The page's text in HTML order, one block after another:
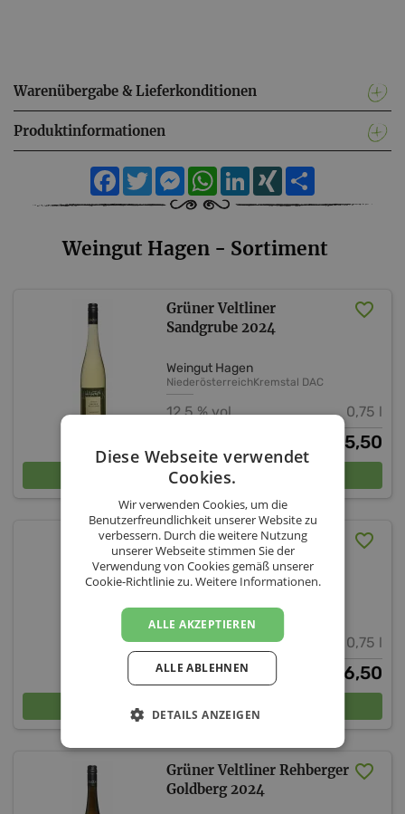
Warenübergabe & Lieferkonditionen
Produktinformationen
FacebookTwitterMessengerWhatsApp
LinkedIn
XING
Weingut Hagen - Sortiment
Grüner Veltliner
Sandgrube 2024
Weingut Hagen
NiederösterreichKremstal DAC
12,5 % vol. 0,75 l
5,50
In den Warenkorb
Grüner Veltliner
Thurnerberg 2024
Kremstal DAC
12,5 % vol. 0,75 l
6,50
In den Warenkorb
Grüner Veltliner Rehberger
Goldberg 2024
Diese Webseite verwendet
Cookies.
Wir verwenden Cookies, um die
Benutzerfreundlichkeit unserer Website zu
verbessern. Durch die weitere Nutzung
unserer Webseite stimmen Sie der
Verwendung von Cookies gemäß unserer
Cookie-Richtlinie zu.Weitere Informationen.
ALLE AKZEPTIEREN
ALLE ABLEHNEN
DETAILS ANZEIGEN